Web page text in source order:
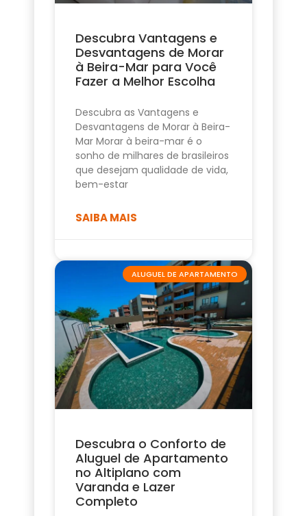
Descubra Vantagens e
Desvantagens de Morar
à Beira-Mar para Você
Fazer a Melhor Escolha
Descubra as Vantagens e
Desvantagens de Morar à Beira-
Mar Morar à beira-mar é o
sonho de milhares de brasileiros
que desejam qualidade de vida,
bem-estar
SAIBA MAIS
ALUGUEL DE APARTAMENTO
Descubra o Conforto de
Aluguel de Apartamento
no Altiplano com
Varanda e Lazer
Completo